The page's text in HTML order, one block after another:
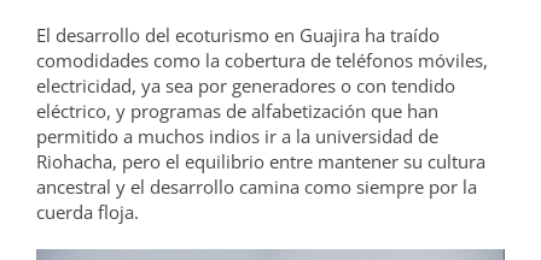
El desarrollo del ecoturismo en Guajira ha traído
comodidades como la cobertura de teléfonos móviles,
electricidad, ya sea por generadores o con tendido
eléctrico, y programas de alfabetización que han
permitido a muchos indios ir a la universidad de
Riohacha, pero el equilibrio entre mantener su cultura
ancestral y el desarrollo camina como siempre por la
cuerda floja.